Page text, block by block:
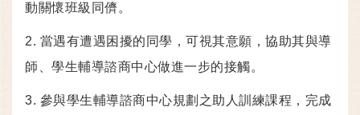
動關懷班級同儕。
2. 當遇有遭遇困擾的同學，可視其意願，協助其與導
師、學生輔導諮商中心做進一步的接觸。
3. 參與學生輔導諮商中心規劃之助人訓練課程，完成